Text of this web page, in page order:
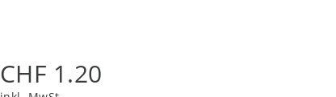
CHF 1.20